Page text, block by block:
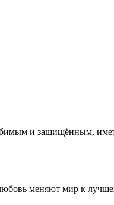
и защищённым,
меняют мир к